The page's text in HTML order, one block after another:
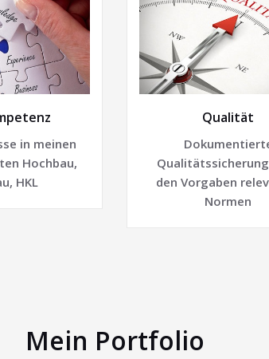
in meinen
Hochbau,
HKL
Qualität
den Vorgaben
Normen
Mein Portfolio